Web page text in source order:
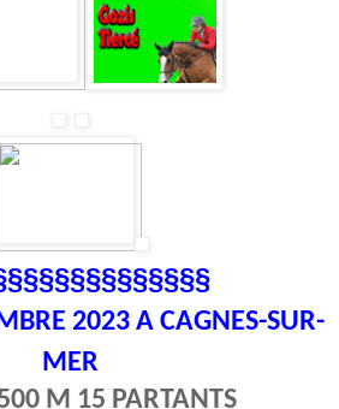
2023 A CAGNES-SUR-
MER
M 15 PARTANTS